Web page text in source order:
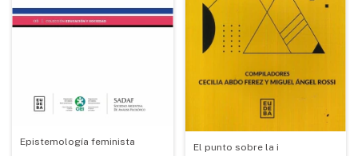
Epistemología feminista El punto sobre la i